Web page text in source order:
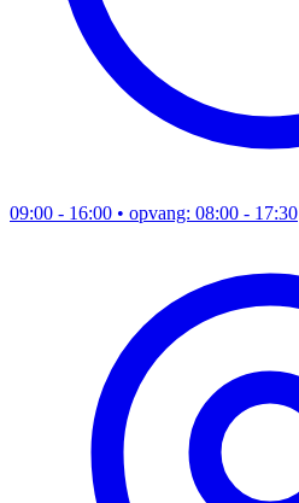
09:00 - 16:00 • opvang: 08:00 - 17:30